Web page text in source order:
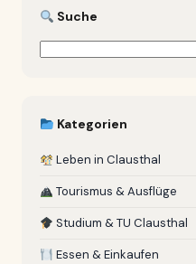
Suche
Suchen
Kategorien
Leben in Clausthal
Tourismus & Ausflüge
Studium & TU Clausthal
Essen & Einkaufen